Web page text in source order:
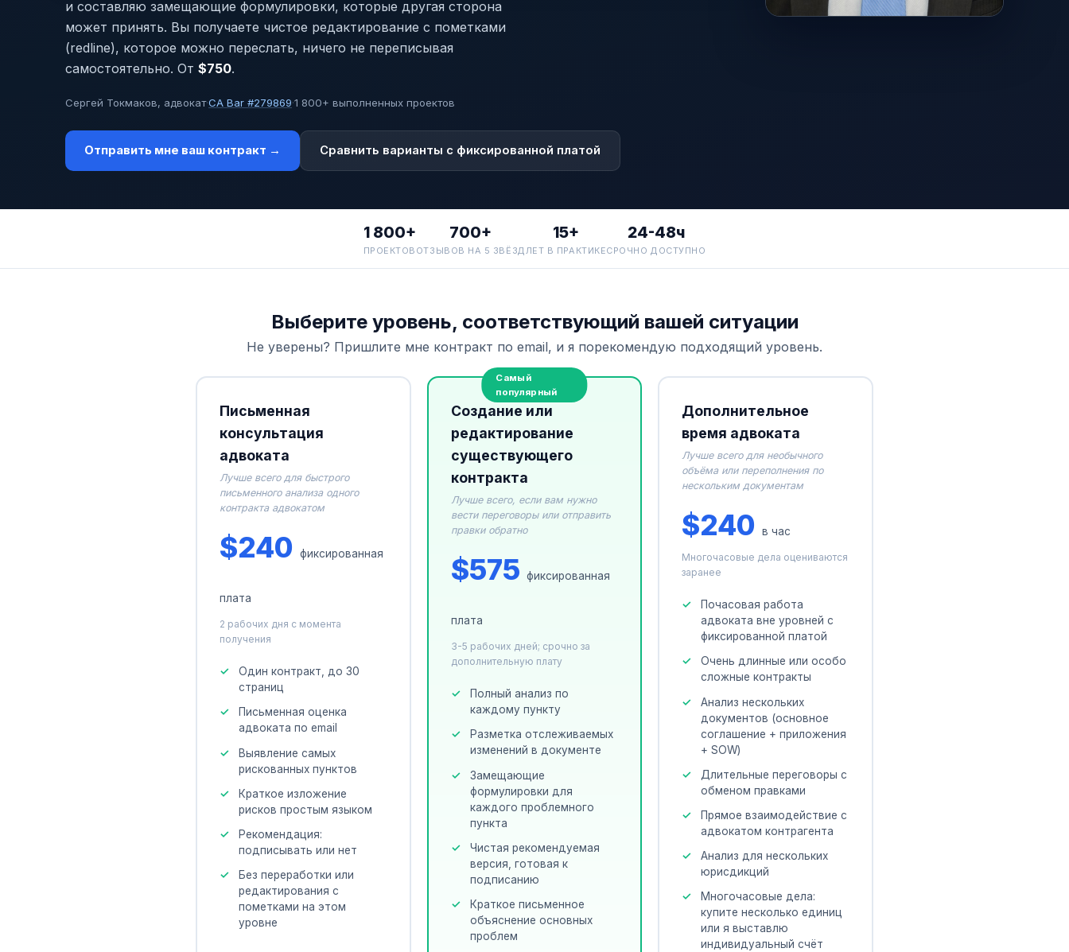
и составляю замещающие формулировки, которые другая сторона
может принять. Вы получаете чистое редактирование с пометками
(redline), которое можно переслать, ничего не переписывая
самостоятельно. От $750.
Сергей Токмаков, адвокат·CA Bar #279869·1 800+ выполненных проектов
Отправить мне ваш контракт → Сравнить варианты с фиксированной платой
1 800+
ПРОЕКТОВ
700+
ОТЗЫВОВ НА 5 ЗВЁЗД
15+
ЛЕТ В ПРАКТИКЕ
24-48ч
СРОЧНО ДОСТУПНО
Выберите уровень, соответствующий вашей ситуации
Не уверены? Пришлите мне контракт по email, и я порекомендую подходящий уровень.
Письменная
консультация
адвоката
Лучше всего для быстрого
письменного анализа одного
контракта адвокатом
$240 фиксированная
плата
2 рабочих дня с момента
получения
Один контракт, до 30
страниц
Письменная оценка
адвоката по email
Выявление самых
рискованных пунктов
Краткое изложение
рисков простым языком
Рекомендация:
подписывать или нет
Без переработки или
редактирования с
пометками на этом
уровне
Создание или
редактирование
существующего
контракта
Лучше всего, если вам нужно
вести переговоры или отправить
правки обратно
$575 фиксированная
плата
3-5 рабочих дней; срочно за
дополнительную плату
Полный анализ по
каждому пункту
Разметка отслеживаемых
изменений в документе
Замещающие
формулировки для
каждого проблемного
пункта
Чистая рекомендуемая
версия, готовая к
подписанию
Краткое письменное
объяснение основных
проблем
Дополнительное
время адвоката
Лучше всего для необычного
объёма или переполнения по
нескольким документам
$240в час
Многочасовые дела оцениваются
заранее
Почасовая работа
адвоката вне уровней с
фиксированной платой
Очень длинные или особо
сложные контракты
Анализ нескольких
документов (основное
соглашение + приложения
+ SOW)
Длительные переговоры с
обменом правками
Прямое взаимодействие с
адвокатом контрагента
Анализ для нескольких
юрисдикций
Многочасовые дела:
купите несколько единиц
или я выставлю
индивидуальный счёт